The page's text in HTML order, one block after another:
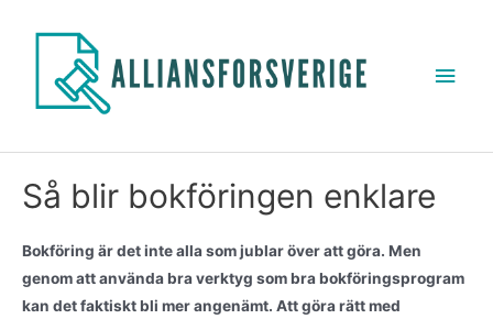
Så blir bokföringen enklare
Bokföring är det inte alla som jublar över att göra. Men
genom att använda bra verktyg som bra bokföringsprogram
kan det faktiskt bli mer angenämt. Att göra rätt med